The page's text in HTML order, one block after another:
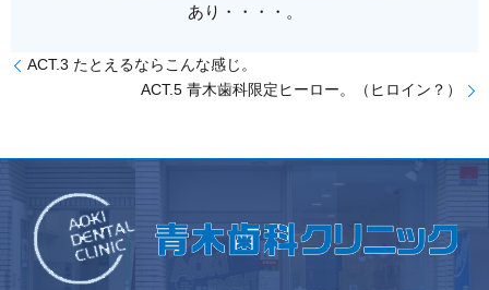
あり・・・・。
ACT.3 たとえるならこんな感じ。
ACT.5 青木歯科限定ヒーロー。（ヒロイン？）